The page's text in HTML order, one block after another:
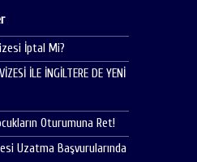
İptal Mi?
İLE İNGİLTERE DE YENİ
Oturumuna Ret!
Uzatma Başvurularında